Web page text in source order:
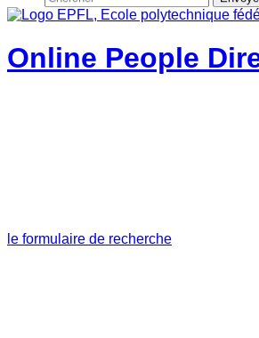
Online People
le formulaire de recherche